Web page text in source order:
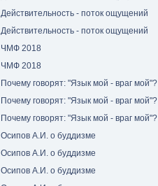
Действительность - поток ощущений
Действительность - поток ощущений
ЧМФ 2018
ЧМФ 2018
Почему говорят: "Язык мой - враг мой"?
Почему говорят: "Язык мой - враг мой"?
Почему говорят: "Язык мой - враг мой"?
Осипов А.И. о буддизме
Осипов А.И. о буддизме
Осипов А.И. о буддизме